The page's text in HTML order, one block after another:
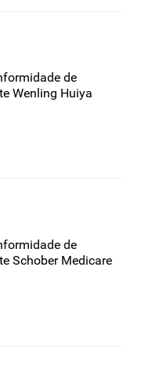
de
Wenling Huiya
de
Schober Medicare